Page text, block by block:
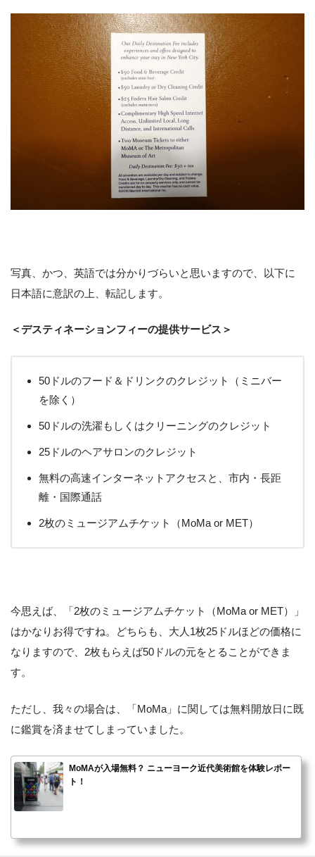
写真、かつ、英語では分かりづらいと思いますので、以下に
日本語に意訳の上、転記します。
＜デスティネーションフィーの提供サービス＞
50ドルのフード＆ドリンクのクレジット（ミニバー
を除く）
50ドルの洗濯もしくはクリーニングのクレジット
25ドルのヘアサロンのクレジット
無料の高速インターネットアクセスと、市内・長距
離・国際通話
2枚のミュージアムチケット（MoMa or MET）
今思えば、「2枚のミュージアムチケット（MoMa or MET）」
はかなりお得ですね。どちらも、大人1枚25ドルほどの価格に
なりますので、2枚もらえば50ドルの元をとることができま
す。
ただし、我々の場合は、「MoMa」に関しては無料開放日に既
に鑑賞を済ませてしまっていました。
MoMAが入場無料？ ニューヨーク近代美術館を体験レポー
ト！